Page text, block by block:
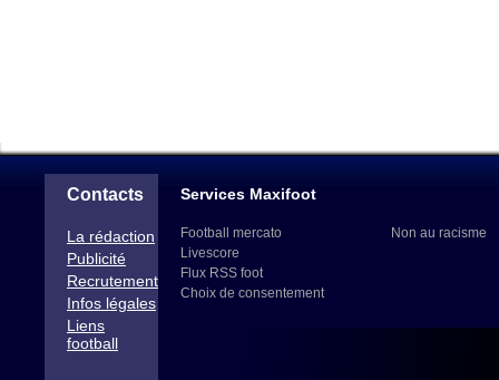
Contacts
La rédaction
Publicité
Recrutement
Infos légales
Liens
football
Services Maxifoot
Football mercato
Livescore
Flux RSS foot
Choix de consentement
Non au racisme